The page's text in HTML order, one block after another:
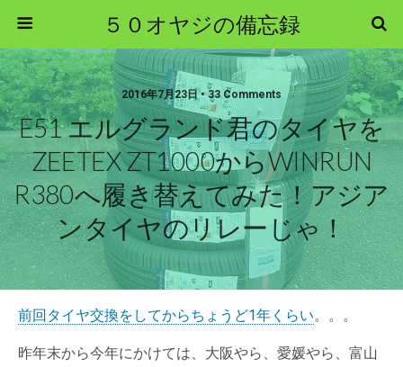
５０オヤジの備忘録
2016年7月23日 • 33 Comments
E51 エルグランド君のタイヤを
ZEETEX ZT1000からWINRUN
R380へ履き替えてみた！アジア
ンタイヤのリレーじゃ！
前回タイヤ交換をしてからちょうど1年くらい。。。
昨年末から今年にかけては、大阪やら、愛媛やら、富山